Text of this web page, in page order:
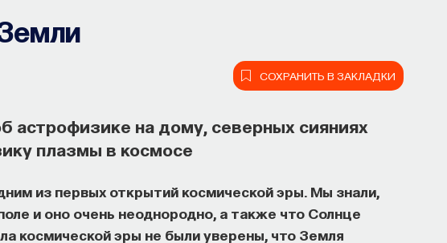
СОХРАНИТЬ В ЗАКЛАДКИ
астрофизике на дому, северных сияниях
плазмы в космосе
из первых открытий космической эры. Мы знали,
и оно очень неоднородно, а также что Солнце
космической эры не были уверены, что Земля
составлять собственное мнение